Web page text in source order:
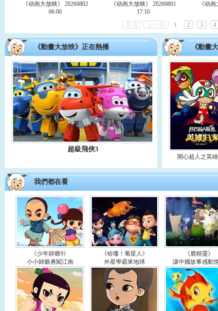
《动画大放映》 20260802
06:00
《动画大放映》 20260801
17:10
《动
首頁 上一頁 1 2 3 4
《動畫大放映》正在熱播
超級飛俠3
《動畫
開心超人之英
我們都在看
《少年師爺9》
小小師爺勇闖江南
《哈嘍！葡星人》
外星學霸來地球
《鹿精靈》
讓中國故事感動